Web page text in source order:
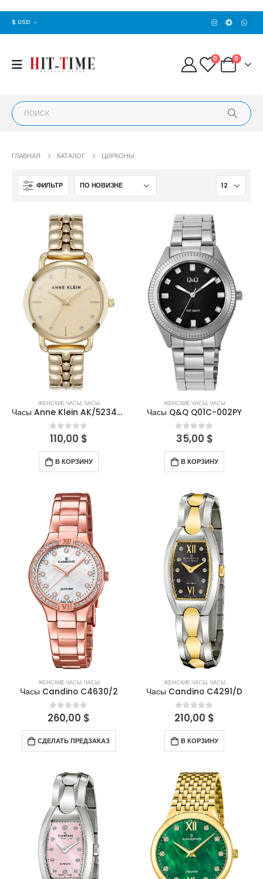
$ USD
0 0
ГЛАВНАЯ КАТАЛОГ ЦИРКОНЫ
ФИЛЬТР
ЖЕНСКИЕ ЧАСЫ,ЧАСЫ
Часы Anne Klein AK/5234CHGB
0out of 5
110,00 $
В КОРЗИНУ
ЖЕНСКИЕ ЧАСЫ,ЧАСЫ
Часы Q&Q Q01C-002PY
0out of 5
35,00 $
В КОРЗИНУ
ЖЕНСКИЕ ЧАСЫ,ЧАСЫ
Часы Candino C4630/2
0out of 5
260,00 $
СДЕЛАТЬ ПРЕДЗАКАЗ
ЖЕНСКИЕ ЧАСЫ,ЧАСЫ
Часы Candino C4291/D
0out of 5
210,00 $
В КОРЗИНУ